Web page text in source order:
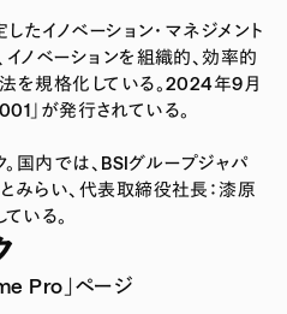
たイノベーション・マネジメント
ノベーションを組織的、効率的
を規格化している。2024年9月
」が発行されている。
国内では、BSIグループジャパ
みらい、代表取締役社長：漆原
いる。
Pro」ページ